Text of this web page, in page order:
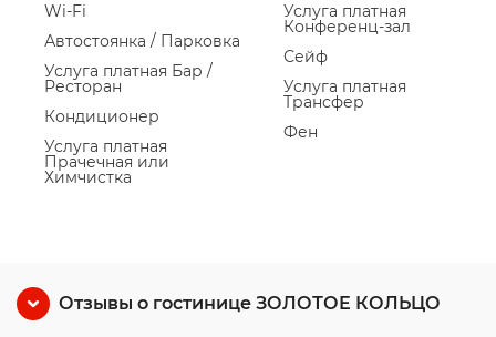
Wi-Fi
Автостоянка / Парковка
Услуга платная Бар /
Ресторан
Кондиционер
Услуга платная
Прачечная или
Химчистка
Услуга платная
Конференц-зал
Сейф
Услуга платная
Трансфер
Фен
Отзывы о гостинице ЗОЛОТОЕ КОЛЬЦО